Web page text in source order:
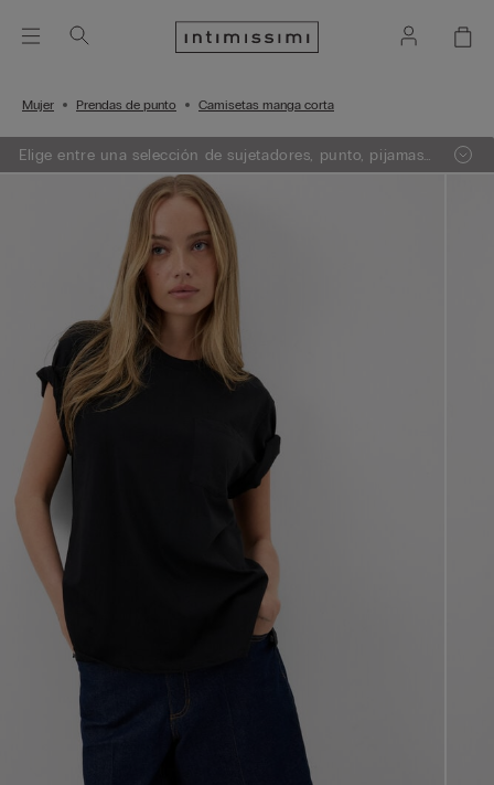
Mujer Prendas de punto Camisetas manga corta
Elige entre una selección de sujetadores, punto, pijamas
y lencería. Añade 3 artículos a tu carrito y obtén un 50%
de descuento en el de menor importe.